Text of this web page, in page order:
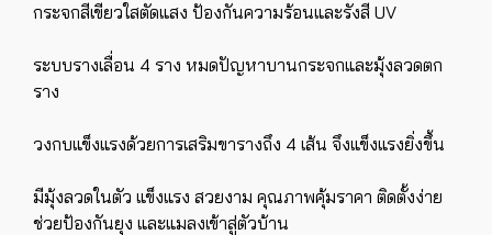
กระจกสีเขียวใสตัดแสง ป้องกันความร้อนและรังสี UV
ระบบรางเลื่อน 4 ราง หมดปัญหาบานกระจกและมุ้งลวดตก
ราง
วงกบแข็งแรงด้วยการเสริมขารางถึง 4 เส้น จึงแข็งแรงยิ่งขึ้น
มีมุ้งลวดในตัว แข็งแรง สวยงาม คุณภาพคุ้มราคา ติดตั้งง่าย
ช่วยป้องกันยุง และแมลงเข้าสู่ตัวบ้าน